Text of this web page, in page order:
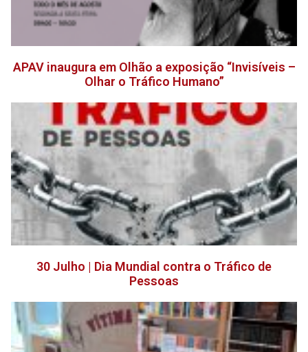
APAV inaugura em Olhão a exposição “Invisíveis –
Olhar o Tráfico Humano”
30 Julho | Dia Mundial contra o Tráfico de
Pessoas